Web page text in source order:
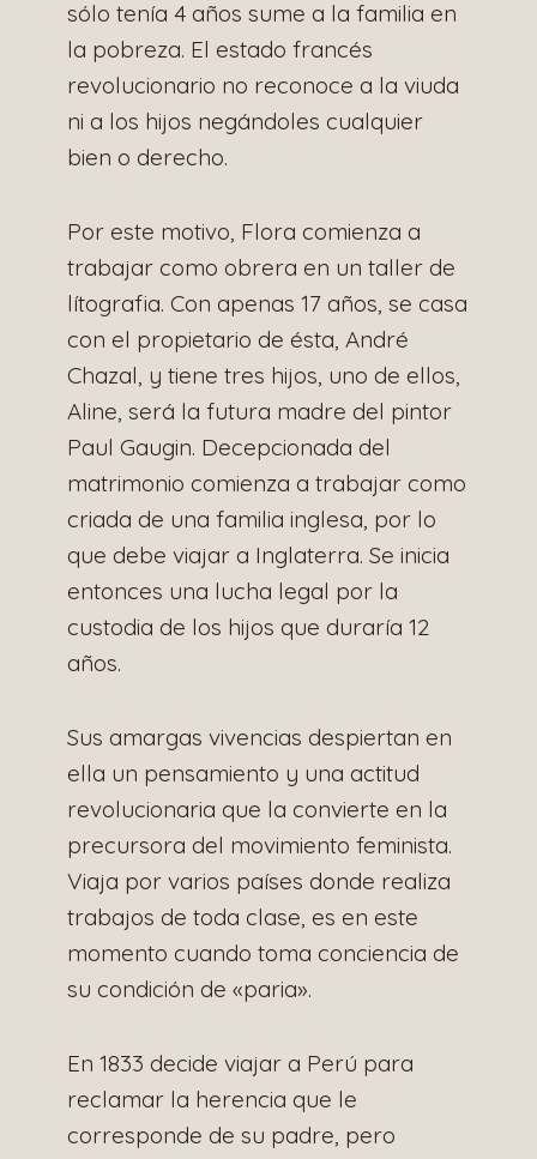
sólo tenía 4 años sume a la familia en
la pobreza. El estado francés
revolucionario no reconoce a la viuda
ni a los hijos negándoles cualquier
bien o derecho.
Por este motivo, Flora comienza a
trabajar como obrera en un taller de
lítografia. Con apenas 17 años, se casa
con el propietario de ésta, André
Chazal, y tiene tres hijos, uno de ellos,
Aline, será la futura madre del pintor
Paul Gaugin. Decepcionada del
matrimonio comienza a trabajar como
criada de una familia inglesa, por lo
que debe viajar a Inglaterra. Se inicia
entonces una lucha legal por la
custodia de los hijos que duraría 12
años.
Sus amargas vivencias despiertan en
ella un pensamiento y una actitud
revolucionaria que la convierte en la
precursora del movimiento feminista.
Viaja por varios países donde realiza
trabajos de toda clase, es en este
momento cuando toma conciencia de
su condición de «paria».
En 1833 decide viajar a Perú para
reclamar la herencia que le
corresponde de su padre, pero